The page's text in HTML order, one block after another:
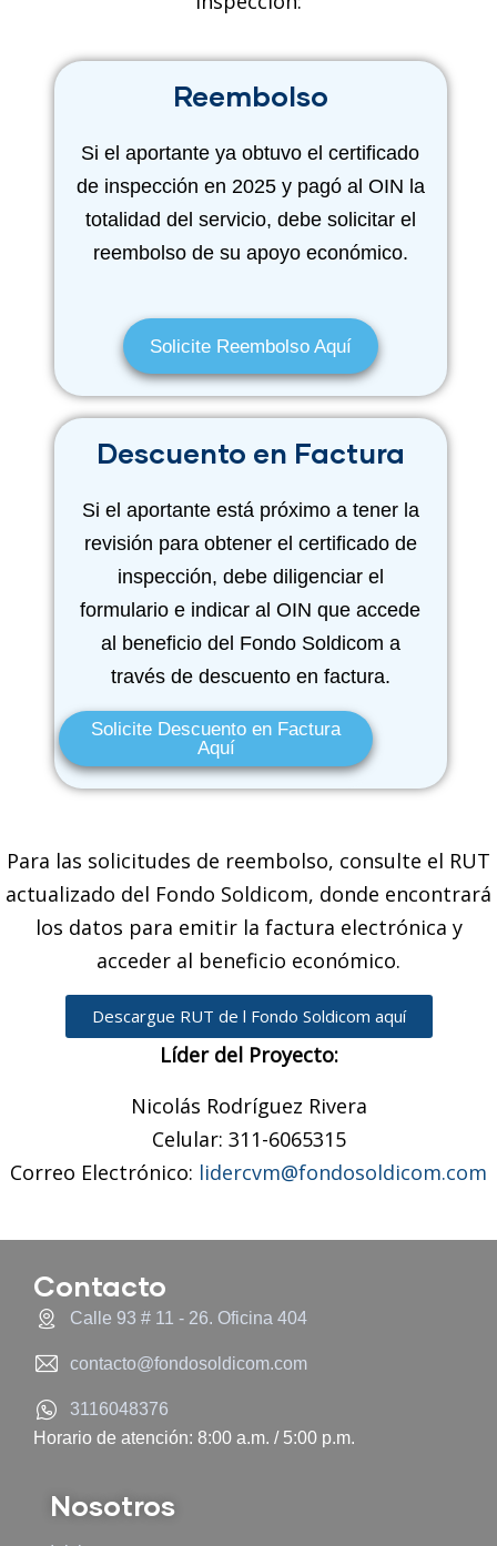
Reembolso
Si el aportante ya obtuvo el certificado
de inspección en 2025 y pagó al OIN la
totalidad del servicio, debe solicitar el
reembolso de su apoyo económico.
Solicite Reembolso Aquí
Descuento en Factura
Si el aportante está próximo a tener la
revisión para obtener el certificado de
inspección, debe diligenciar el
formulario e indicar al OIN que accede
al beneficio del Fondo Soldicom a
través de descuento en factura.
Solicite Descuento en Factura
Aquí
Para las solicitudes de reembolso, consulte el RUT
actualizado del Fondo Soldicom, donde encontrará
los datos para emitir la factura electrónica y
acceder al beneficio económico.
Descargue RUT de l Fondo Soldicom aquí
Líder del Proyecto:
Nicolás Rodríguez Rivera
Celular: 311-6065315
Correo Electrónico: lidercvm@fondosoldicom.com
Contacto
Calle 93 # 11 - 26. Oficina 404
contacto@fondosoldicom.com
3116048376
Horario de atención: 8:00 a.m. / 5:00 p.m.
Nosotros